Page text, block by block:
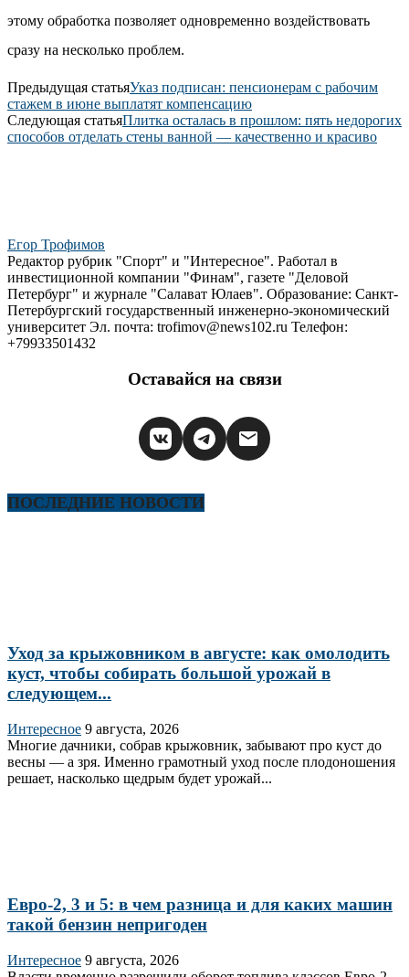
этому обработка позволяет одновременно воздействовать
сразу на несколько проблем.
Предыдущая статьяУказ подписан: пенсионерам с рабочим
стажем в июне выплатят компенсацию
Следующая статьяПлитка осталась в прошлом: пять недорогих
способов отделать стены ванной — качественно и красиво
Егор Трофимов
Редактор рубрик "Спорт" и "Интересное". Работал в
инвестиционной компании "Финам", газете "Деловой
Петербург" и журнале "Салават Юлаев". Образование: Санкт-
Петербургский государственный инженерно-экономический
университет Эл. почта: trofimov@news102.ru Телефон:
+79933501432
Оставайся на связи
ПОСЛЕДНИЕ НОВОСТИ
Уход за крыжовником в августе: как омолодить
куст, чтобы собирать большой урожай в
следующем...
Интересное 9 августа, 2026
Многие дачники, собрав крыжовник, забывают про куст до
весны — а зря. Именно грамотный уход после плодоношения
решает, насколько щедрым будет урожай...
Евро-2, 3 и 5: в чем разница и для каких машин
такой бензин непригоден
Интересное 9 августа, 2026